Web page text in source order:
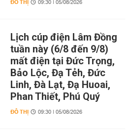
ĐÔ THỊ 09:30 | 05/08/2026
Lịch cúp điện Lâm Đồng
tuần này (6/8 đến 9/8)
mất điện tại Đức Trọng,
Bảo Lộc, Đạ Tẻh, Đức
Linh, Đà Lạt, Đạ Huoai,
Phan Thiết, Phú Quý
ĐÔ THỊ 09:30 | 05/08/2026